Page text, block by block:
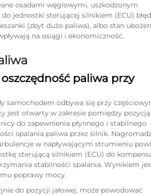
osadami węglowymi, uszkodzonym
jednostki sterującej silnikiem (ECU)
(zbyt dużo paliwa), albo stan
na osiągi i ekonomiczność.
paliwa przy
samochodem odbywa się przy
jest otwarty w zakresie pomiędzy pozycją
do zapewnienia płynnego i stabilnego
spalania paliwa przez silnik.
w napływającym strumieniu
sterującą silnikiem (ECU) do
stabilności spalania. Wynikiem
poprawy mocy.
do pozycji jałowej, może powodować